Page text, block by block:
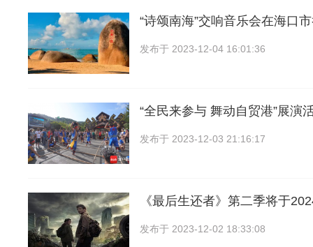
“诗颂南海”交响音乐会在海口
发布于 2023-12-04 16:01:36
“全民来参与 舞动自贸港”展演
发布于 2023-12-03 21:16:17
《最后生还者》第二季将于
发布于 2023-12-02 18:33:08